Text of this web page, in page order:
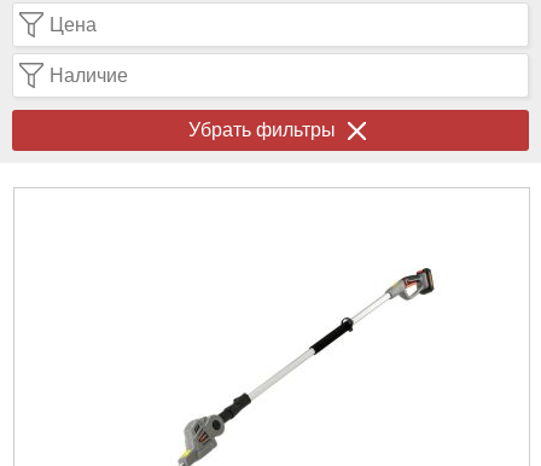
Цена
Наличие
Убрать фильтры